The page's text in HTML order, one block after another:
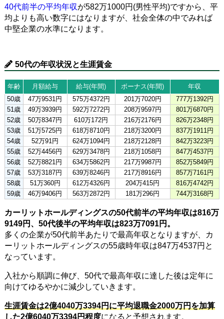
40代前半の平均年収が582万1000円(男性平均)ですから、平
均よりも高い数字にはなりますが、社会全体の中でみれば
中堅企業の水準になります。
50代の年収状況と生涯賃金
年齢 月額給与 給与(年間) ボーナス(年間)
年収
50歳
47万9531円 575万4372円 201万7020円
777万1392円
51歳
49万3939円 592万7272円 208万9597円
801万6870円
52歳
50万8347円 610万172円 216万2176円
826万2348円
53歳
51万5725円 618万8710円 218万3200円
837万1911円
54歳
52万91円 624万1094円 218万2128円
842万3223円
55歳
52万4456円 629万3478円 218万1058円
847万4537円
56歳
52万8821円 634万5862円 217万9987円
852万5849円
57歳
53万3187円 639万8246円 217万8916円
857万7161円
58歳
51万360円 612万4326円 204万415円
816万4742円
59歳
46万9406円 563万2872円 181万296円 744万3168円
カーリットホールディングスの50代前半の平均年収は816万
9149円、50代後半の平均年収は823万7091円。
多くの企業が50代前半あたりで最高年収となりますが、カ
ーリットホールディングスの55歳時年収は847万4537円と
なっています。
入社から順調に伸び、50代で最高年収に達した後は定年に
向けてゆるやかに減少していきます。
生涯賃金は2億4040万3394円に平均退職金2000万円を加算
した2億6040万3394円程度になると予想されます。